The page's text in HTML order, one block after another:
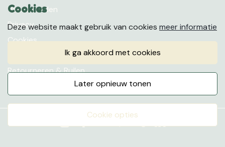
Voorwaarden
Privacy
Cookies
Retourneren & Ruilen
Cookies
Deze website maakt gebruik van cookies meer informatie
ik ga akkoord met cookies
later opnieuw tonen
cookie opties